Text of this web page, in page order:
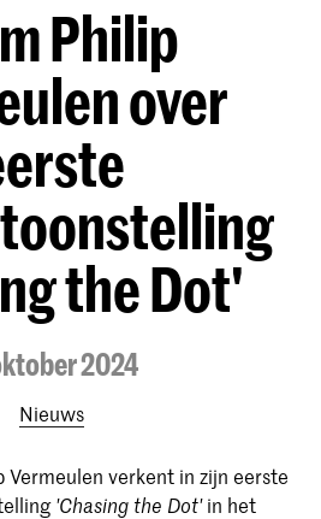
Philip
over
the Dot'
2024
Nieuws
verkent in zijn eerste
'Chasing the Dot'in het